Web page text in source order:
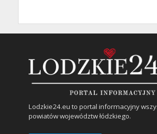
Lodzkie24.eu to portal informacyjny
powiatów województw łódzkiego.